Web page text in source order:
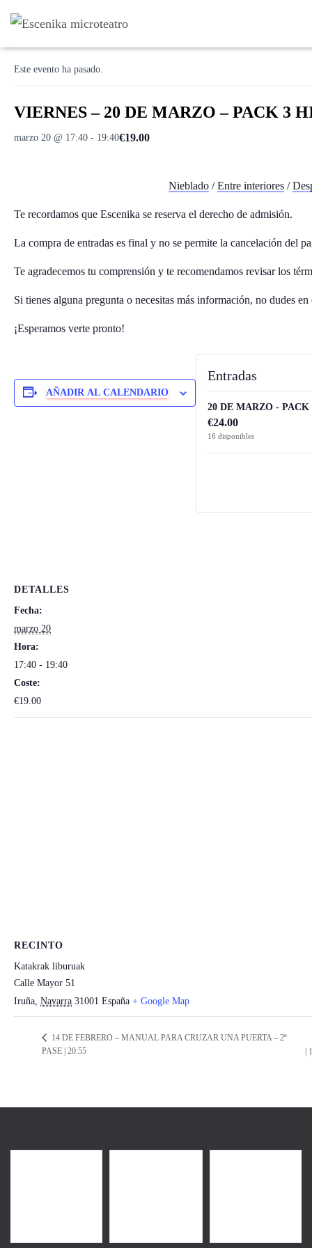
Este evento ha pasado.
VIERNES – 20 DE MARZO – PACK 3
marzo 20 @ 17:40 - 19:40€19.00
Nieblado/Entre interiores/
Te recordamos que Escenika se reserva el derecho de admisión.
La compra de entradas es final y no se permite la cancelación del
Te agradecemos tu comprensión y te recomendamos revisar los
Si tienes alguna pregunta o necesitas más información, no dudes en
¡Esperamos verte pronto!
AÑADIR AL CALENDARIO
DETALLES
Fecha:
marzo 20
Hora:
17:40 - 19:40
Coste:
€19.00
RECINTO
Katakrak liburuak
Calle Mayor 51
Iruña, Navarra 31001 España + Google Map
Entradas
20 DE MARZO - PACK
€24.00
16 disponibles
14 DE FEBRERO – MANUAL PARA CRUZAR UNA PUERTA – 2º
PASE | 20:55
|